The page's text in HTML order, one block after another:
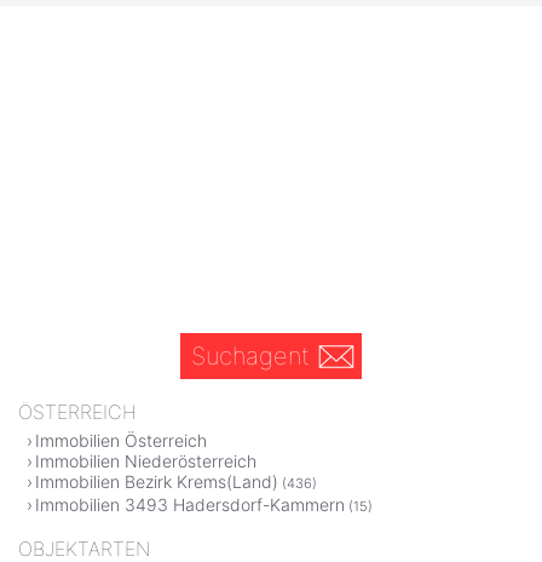
Suchagent
ÖSTERREICH
Immobilien Österreich
Immobilien Niederösterreich
Immobilien Bezirk Krems(Land) (436)
Immobilien 3493 Hadersdorf-Kammern (15)
OBJEKTARTEN